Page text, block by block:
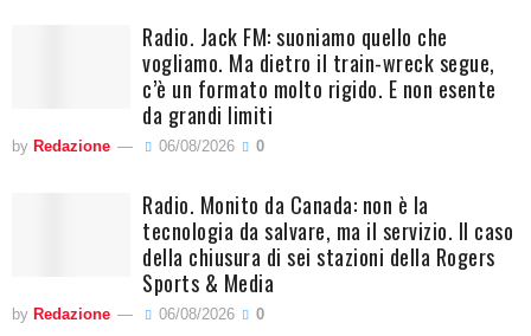
Radio. Jack FM: suoniamo quello che
vogliamo. Ma dietro il train-wreck segue,
c’è un formato molto rigido. E non esente
da grandi limiti
by Redazione 06/08/2026 0
Radio. Monito da Canada: non è la
tecnologia da salvare, ma il servizio. Il caso
della chiusura di sei stazioni della Rogers
Sports & Media
by Redazione 06/08/2026 0